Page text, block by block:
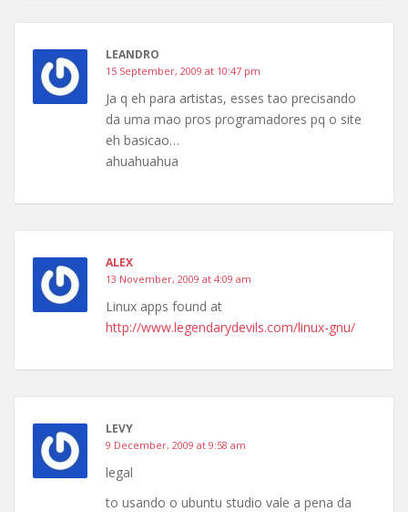
LEANDRO
15 September, 2009 at 10:47 pm
Ja q eh para artistas, esses tao precisando
da uma mao pros programadores pq o site
eh basicao…
ahuahuahua
ALEX
13 November, 2009 at 4:09 am
Linux apps found at
http://www.legendarydevils.com/linux-gnu/
LEVY
9 December, 2009 at 9:58 am
legal
to usando o ubuntu studio vale a pena da